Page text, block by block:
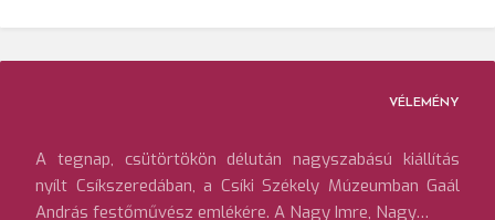
VÉLEMÉNY
A tegnap, csütörtökön délután nagyszabású kiállítás
nyílt Csíkszeredában, a Csíki Székely Múzeumban Gaál
András festőművész emlékére. A Nagy Imre, Nagy…